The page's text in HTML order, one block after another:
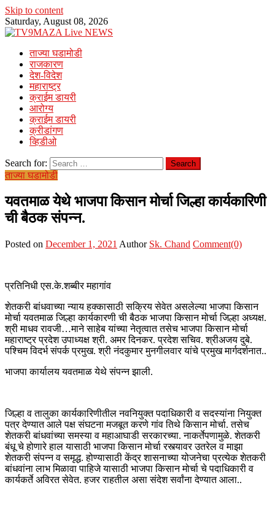
Skip to content
Saturday, August 08, 2026
ताज्या घडामोडी
राजकारण
देश-विदेश
महाराष्ट्र
क्राईम डायरी
आरोग्य
क्राईम डायरी
क्रीडांगण
व्हिडीओ
Search for:
ताज्या घडामोडी
यवतमाळ येथे भाजपा किसान मोर्चा जिल्हा कार्यकारिणी
ची बैठक संपन्न.
Posted on December 1, 2021 Author Sk. Chand Comment(0)
प्रतिनिधी एस.के.शब्बीर महागांव
शेतकरी बांधवाच्या न्याय हक्कासाठी सक्रिय सेवेत असलेल्या भाजपा किसान
मोर्चा यवतमाळ जिल्हा कार्यकारणी ची बैठक भाजपा किसान मोर्चा जिल्हा अध्यक्ष.
श्री माधव रावजी…माने साहेब यांच्या नेतृत्वात तसेच भाजपा किसान मोर्चा
महाराष्ट्र प्रदेश उपाध्यक्ष श्री. अमर दिनकर. प्रदेश सचिव. श्रीअजय दुबे.
पश्चिम विदर्भ संपर्क प्रमुख. श्री नंदकुमार मुनगीलवार यांचे प्रमुख मार्गदर्शनात..
भाजपा कार्यालय यवतमाळ येथे संपन्न झाली.
जिल्हा व तालुका कार्यकारिणीतील नवनियुक्त पदाधिकारी व सदस्यांना नियुक्त
पत्र देण्यात आले पक्ष संघटना मजबूत करणे गांव तिथे किसान मोर्चा. तसेच
शेतकरी बांधवांच्या समस्या व महाआघाडी सरकारच्या. नाकर्तेपणामुळे. शेतकरी
बंधू चे होणारे हाल यासाठी भाजपा किसान मोर्चा रस्त्यावर उतरेल व माझा
शेतकरी संपन्न व समृद्ध. होण्यासाठी केंद्र शासनाच्या योजनेचा प्रत्येक शेतकरी
बांधवांना लाभ मिळावा पाहिजे यासाठी भाजपा किसान मोर्चा चे पदाधिकारी व
कार्यकर्ते अविरत सेवेत. हजर राहतील असा संदेश सर्वांना देण्यात आला..